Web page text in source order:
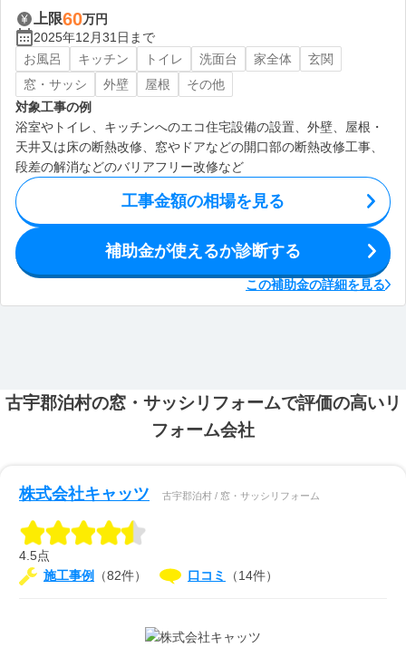
上限60万円
2025年12月31日まで
お風呂
キッチン トイレ 洗面台 家全体
玄関
窓・サッシ
外壁 屋根
その他
対象工事の例
浴室やトイレ、キッチンへのエコ住宅設備の設置、外壁、屋根・
天井又は床の断熱改修、窓やドアなどの開口部の断熱改修工事、
段差の解消などのバリアフリー改修など
工事金額の相場を見る
補助金が使えるか診断する
この補助金の詳細を見る
古宇郡泊村の窓・サッシリフォームで評価の高いリ
フォーム会社
株式会社キャッツ 古宇郡泊村 / 窓・サッシリフォーム
4.5点
施工事例
（82件） 口コミ （14件）